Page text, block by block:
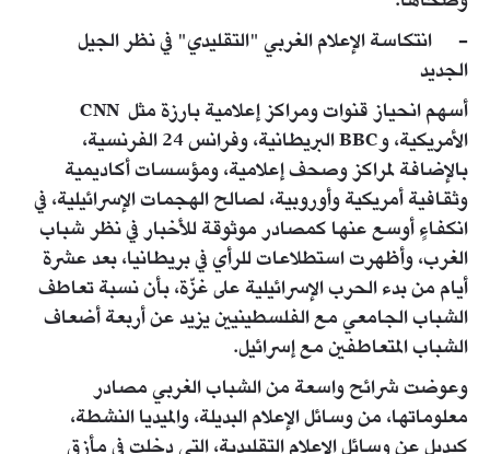
- انتكاسة الإعلام الغربي "التقليدي" في نظر الجيل
الجديد
أسهم انحياز قنوات ومراكز إعلامية بارزة مثل CNN
الأمريكية، وBBC البريطانية، وفرانس 24 الفرنسية،
بالإضافة لمراكز وصحف إعلامية، ومؤسسات أكاديمية
وثقافية أمريكية وأوروبية، لصالح الهجمات الإسرائيلية، في
انكفاءٍ أوسع عنها كمصادر موثوقة للأخبار في نظر شباب
الغرب، وأظهرت استطلاعات للرأي في بريطانيا، بعد عشرة
أيام من بدء الحرب الإسرائيلية على غزّة، بأن نسبة تعاطف
الشباب الجامعي مع الفلسطينيين يزيد عن أربعة أضعاف
الشباب المتعاطفين مع إسرائيل.
وعوضت شرائح واسعة من الشباب الغربي مصادر
معلوماتها، من وسائل الإعلام البديلة، والميديا النشطة،